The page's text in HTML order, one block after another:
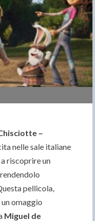
–
nelle sale italiane
a riscoprire un
pellicola,
un omaggio
Miguel de